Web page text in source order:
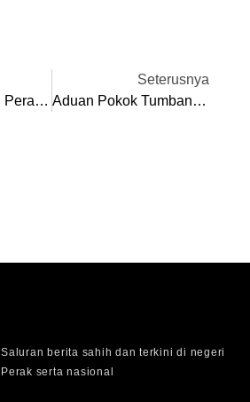
Kemelut Selesai, Perak FC, MSN Kerjasama Bentuk Pasukan Bola Sepak SUKMA XXI
Seterusnya
Aduan Pokok Tumbang Selesai Dalam Tempoh Dua Jam- Puncak Emas
Saluran berita sahih dan terkini di negeri
Perak serta nasional